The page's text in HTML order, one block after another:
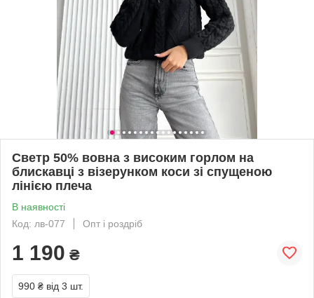
Светр 50% вовна з високим горлом на
блискавці з візерунком коси зі спущеною
лінією плеча
В наявності
Код: лв-077
Опт і роздріб
1 190 ₴
990 ₴ від 3 шт.